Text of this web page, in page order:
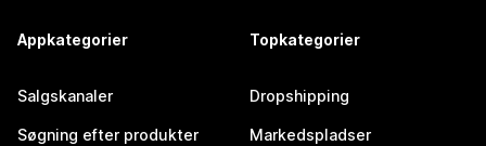
Appkategorier
Salgskanaler
Søgning efter produkter
Topkategorier
Dropshipping
Markedspladser